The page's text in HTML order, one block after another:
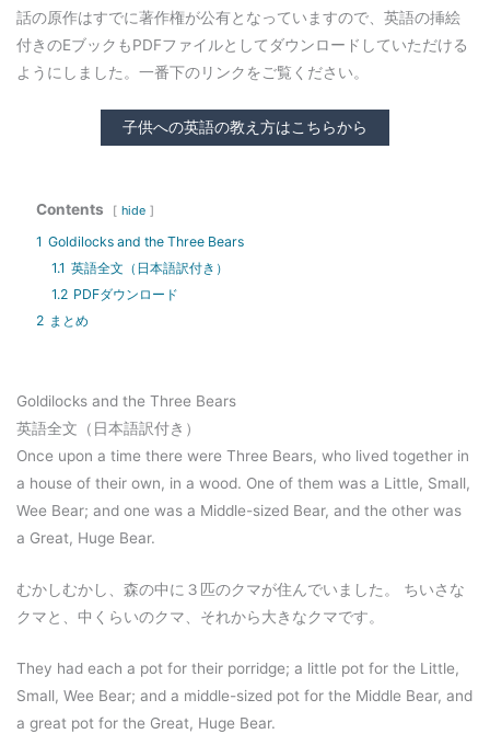
話の原作はすでに著作権が公有となっていますので、英語の挿絵
付きのEブックもPDFファイルとしてダウンロードしていただける
ようにしました。一番下のリンクをご覧ください。
子供への英語の教え方はこちらから
Contents hide
1 Goldilocks and the Three Bears
1.1 英語全文（日本語訳付き）
1.2 PDFダウンロード
2 まとめ
Goldilocks and the Three Bears
英語全文（日本語訳付き）
Once upon a time there were Three Bears, who lived together in
a house of their own, in a wood. One of them was a Little, Small,
Wee Bear; and one was a Middle-sized Bear, and the other was
a Great, Huge Bear.
むかしむかし、森の中に３匹のクマが住んでいました。 ちいさな
クマと、中くらいのクマ、それから大きなクマです。
They had each a pot for their porridge; a little pot for the Little,
Small, Wee Bear; and a middle-sized pot for the Middle Bear, and
a great pot for the Great, Huge Bear.